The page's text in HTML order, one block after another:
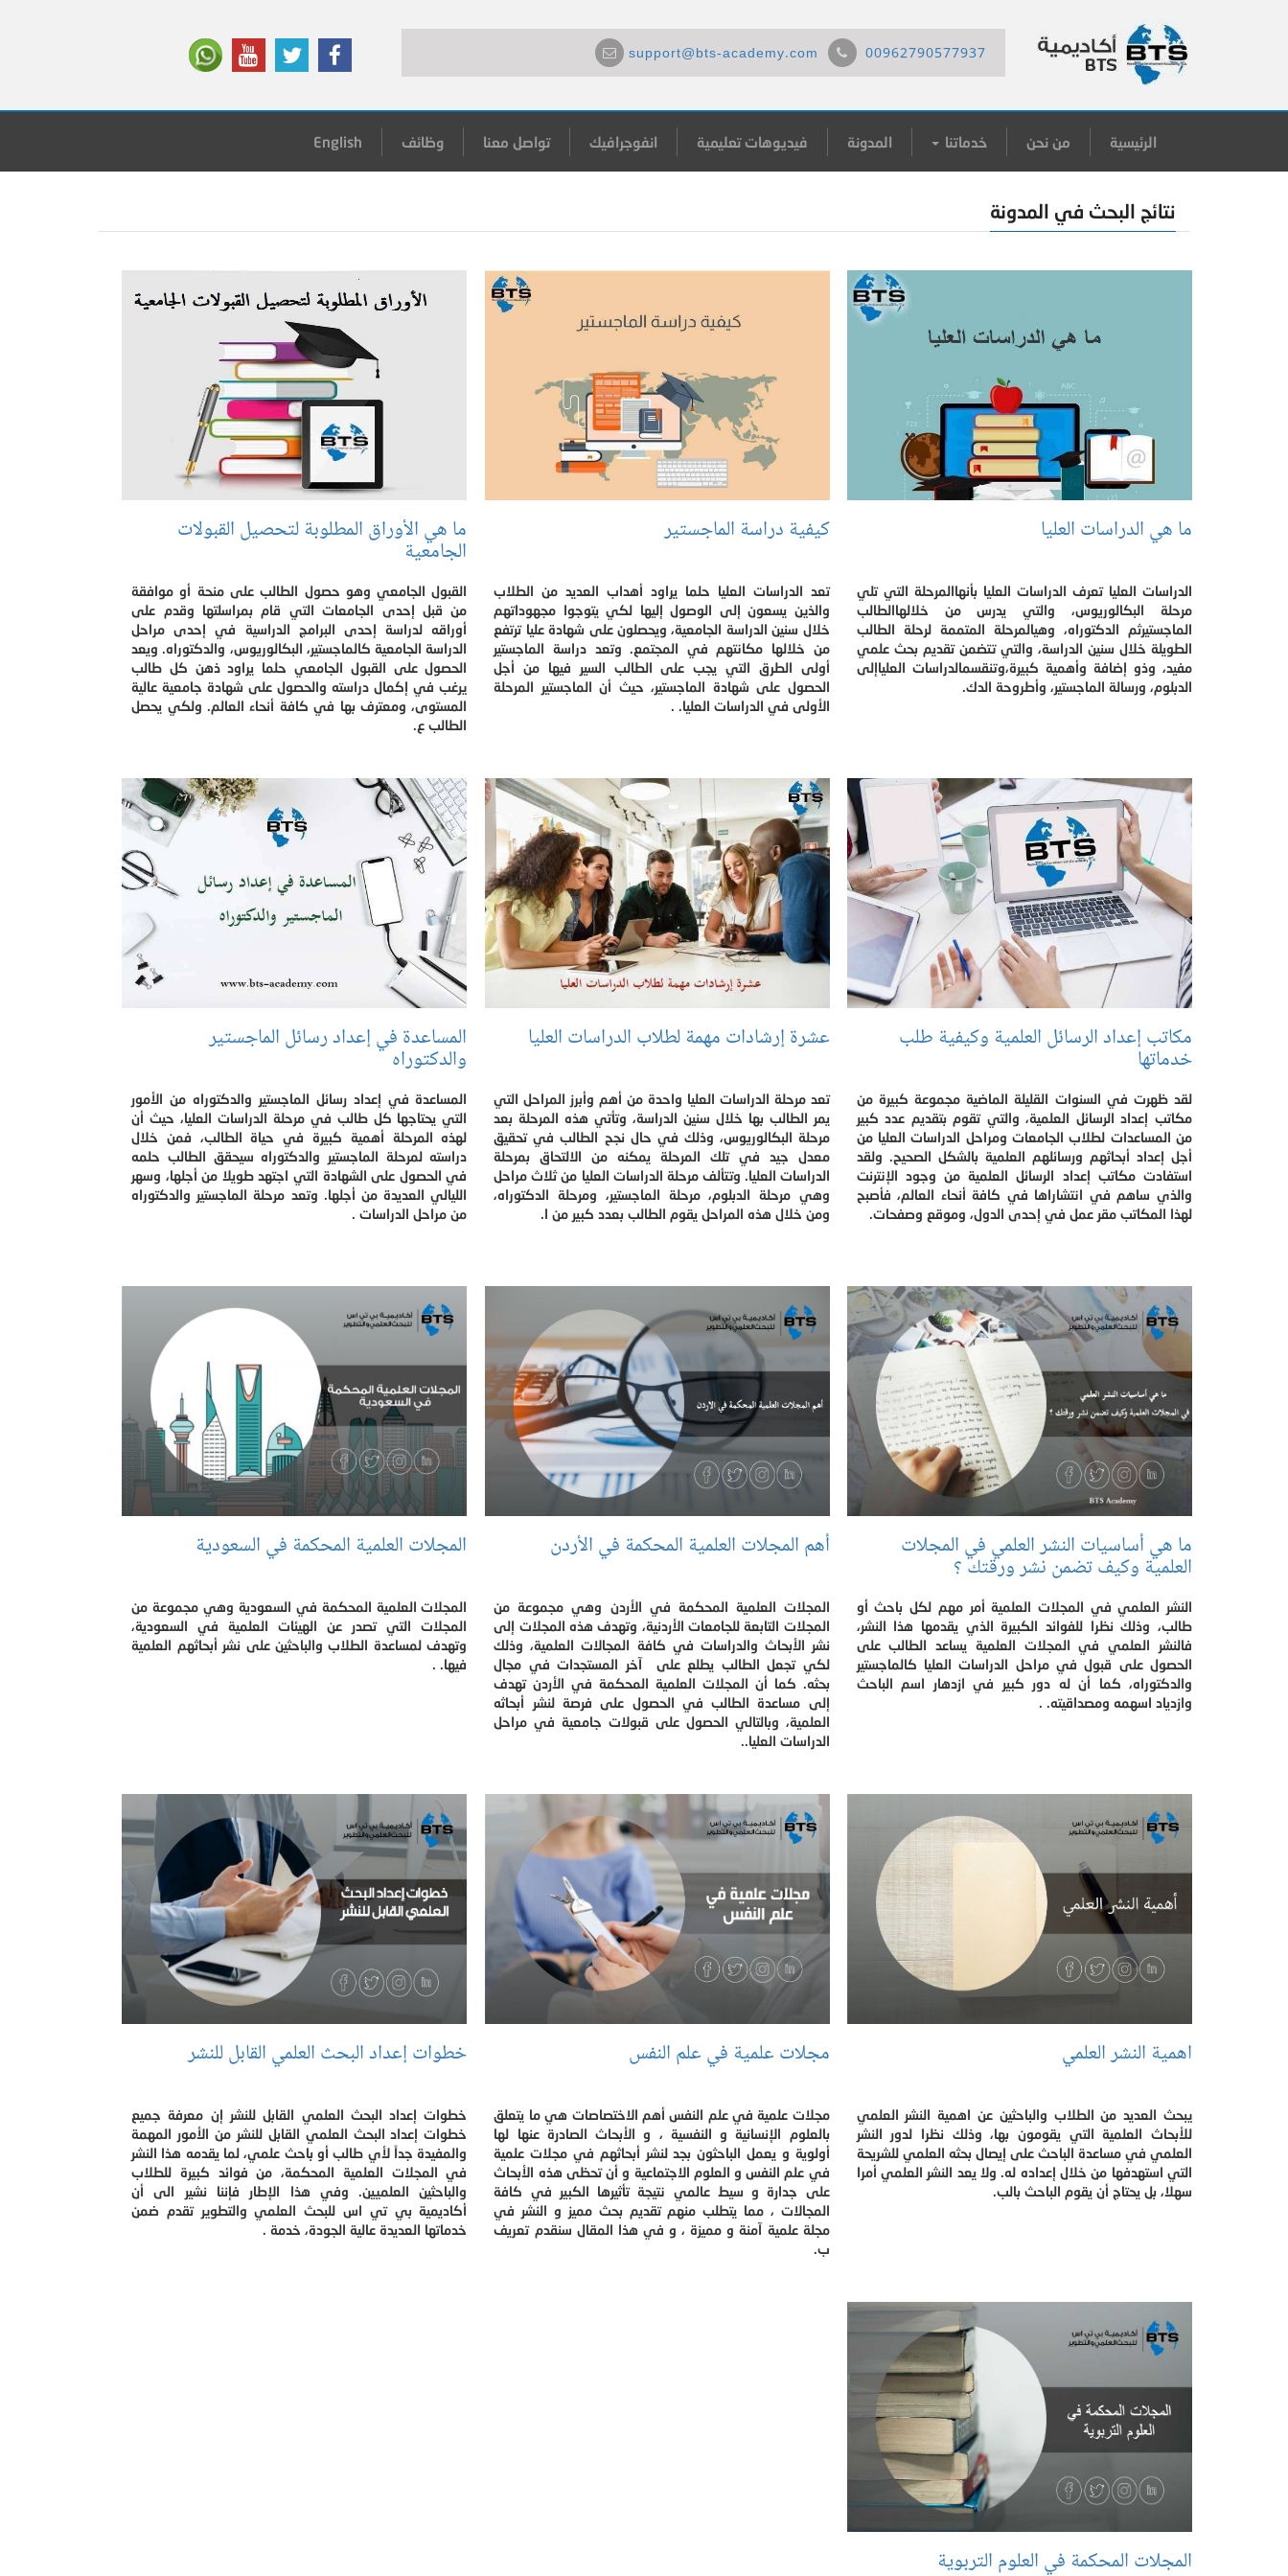
00962790577937
support@bts-academy.com
الرئيسية من نحن خدماتنا المدونة فيديوهات تعليمية انفوجرافيك تواصل معنا وظائف English
نتائج البحث في المدونة
ما هي الدراسات العليا
الدراسات العليا تعرف الدراسات العليا بأنهاالمرحلة التي تلي
مرحلة البكالوريوس، والتي يدرس من خلالهاالطالب
الماجستيرثم الدكتوراه، وهيالمرحلة المتممة لرحلة الطالب
الطويلة خلال سنين الدراسة، والتي تتضمن تقديم بحث علمي
مفيد، وذو إضافة وأهمية كبيرة،وتنقسمالدراسات العلياإلى
الدبلوم، ورسالة الماجستير، وأطروحة الدك.
كيفية دراسة الماجستير
تعد الدراسات العليا حلما يراود أهداب العديد من الطلاب
والذين يسعون إلى الوصول إليها لكي يتوجوا مجهوداتهم
خلال سنين الدراسة الجامعية، ويحصلون على شهادة عليا ترتفع
من خلالها مكانتهم في المجتمع. وتعد دراسة الماجستير
أولى الطرق التي يجب على الطالب السير فيها من أجل
الحصول على شهادة الماجستير، حيث أن الماجستير المرحلة
الأولى في الدراسات العليا. .
ما هي الأوراق المطلوبة لتحصيل القبولات
الجامعية
القبول الجامعي وهو حصول الطالب على منحة أو موافقة
من قبل إحدى الجامعات التي قام بمراسلتها وقدم على
أوراقه لدراسة إحدى البرامج الدراسية في إحدى مراحل
الدراسة الجامعية كالماجستير، البكالوريوس، والدكتوراه. ويعد
الحصول على القبول الجامعي حلما يراود ذهن كل طالب
يرغب في إكمال دراسته والحصول على شهادة جامعية عالية
المستوى، ومعترف بها في كافة أنحاء العالم. ولكي يحصل
الطالب ع.
مكاتب إعداد الرسائل العلمية وكيفية طلب
خدماتها
لقد ظهرت في السنوات القليلة الماضية مجموعة كبيرة من
مكاتب إعداد الرسائل العلمية، والتي تقوم بتقديم عدد كبير
من المساعدات لطلاب الجامعات ومراحل الدراسات العليا من
أجل إعداد أبحاثهم ورسائلهم العلمية بالشكل الصحيح. ولقد
استفادت مكاتب إعداد الرسائل العلمية من وجود الإنترنت
والذي ساهم في انتشاراها في كافة أنحاء العالم، فأصبح
لهذا المكاتب مقر عمل في إحدى الدول، وموقع وصفحات.
عشرة إرشادات مهمة لطلاب الدراسات العليا
تعد مرحلة الدراسات العليا واحدة من أهم وأبرز المراحل التي
يمر الطالب بها خلال سنين الدراسة، وتأتي هذه المرحلة بعد
مرحلة البكالوريوس، وذلك في حال نجح الطالب في تحقيق
معدل جيد في تلك المرحلة يمكنه من الالتحاق بمرحلة
الدراسات العليا. وتتألف مرحلة الدراسات العليا من ثلاث مراحل
وهي مرحلة الدبلوم، مرحلة الماجستير، ومرحلة الدكتوراه،
ومن خلال هذه المراحل يقوم الطالب بعدد كبير من ا.
المساعدة في إعداد رسائل الماجستير
والدكتوراه
المساعدة في إعداد رسائل الماجستير والدكتوراه من الأمور
التي يحتاجها كل طالب في مرحلة الدراسات العليا، حيث أن
لهذه المرحلة أهمية كبيرة في حياة الطالب، فمن خلال
دراسته لمرحلة الماجستير والدكتوراه سيحقق الطالب حلمه
في الحصول على الشهادة التي اجتهد طويلا من أجلها، وسهر
الليالي العديدة من أجلها. وتعد مرحلة الماجستير والدكتوراه
من مراحل الدراسات .
ما هي أساسيات النشر العلمي في المجلات
العلمية وكيف تضمن نشر ورقتك ؟
النشر العلمي في المجلات العلمية أمر مهم لكل باحث أو
طالب، وذلك نظرا للفوائد الكبيرة الذي يقدمها هذا النشر،
فالنشر العلمي في المجلات العلمية يساعد الطالب على
الحصول على قبول في مراحل الدراسات العليا كالماجستير
والدكتوراه، كما أن له دور كبير في ازدهار اسم الباحث
وازدياد اسهمه ومصداقيته. .
أهم المجلات العلمية المحكمة في الأردن
المجلات العلمية المحكمة في الأردن وهي مجموعة من
المجلات التابعة للجامعات الأردنية، وتهدف هذه المجلات إلى
نشر الأبحاث والدراسات في كافة المجالات العلمية، وذلك
لكي تجعل الطالب يطلع على آخر المستجدات في مجال
بحثه. كما أن المجلات العلمية المحكمة في الأردن تهدف
إلى مساعدة الطالب في الحصول على فرصة لنشر أبحاثه
العلمية، وبالتالي الحصول على قبولات جامعية في مراحل
الدراسات العليا..
المجلات العلمية المحكمة في السعودية
المجلات العلمية المحكمة في السعودية وهي مجموعة من
المجلات التي تصدر عن الهيئات العلمية في السعودية،
وتهدف لمساعدة الطلاب والباحثين على نشر أبحاثهم العلمية
فيها. .
اهمية النشر العلمي
يبحث العديد من الطلاب والباحثين عن اهمية النشر العلمي
للأبحاث العلمية التي يقومون بها، وذلك نظرا لدور النشر
العلمي في مساعدة الباحث على إيصال بحثه العلمي للشريحة
التي استهدفها من خلال إعداده له. ولا يعد النشر العلمي أمرا
سهلا، بل يحتاج أن يقوم الباحث بالب.
مجلات علمية في علم النفس
مجلات علمية في علم النفس أهم الاختصاصات هي ما يتعلق
بالعلوم الإنسانية و النفسية ، و الأبحاث الصادرة عنها لها
أولوية و يعمل الباحثون بجد لنشر أبحاثهم في مجلات علمية
في علم النفس و العلوم الاجتماعية و أن تحظى هذه الأبحاث
على جدارة و سيط عالمي نتيجة تأثيرها الكبير في كافة
المجالات ، مما يتطلب منهم تقديم بحث مميز و النشر في
مجلة علمية آمنة و مميزة ، و في هذا المقال سنقدم تعريف
ب.
خطوات إعداد البحث العلمي القابل للنشر
خطوات إعداد البحث العلمي القابل للنشر إن معرفة جميع
خطوات إعداد البحث العلمي القابل للنشر من الأمور المهمة
والمفيدة جداً لأي طالب أو باحث علمي، لما يقدمه هذا النشر
في المجلات العلمية المحكمة، من فوائد كبيرة للطلاب
والباحثين العلميين. وفي هذا الإطار فإننا نشير الى أن
أكاديمية بي تي اس للبحث العلمي والتطوير تقدم ضمن
خدماتها العديدة عالية الجودة، خدمة .
المجلات المحكمة في العلوم التربوية